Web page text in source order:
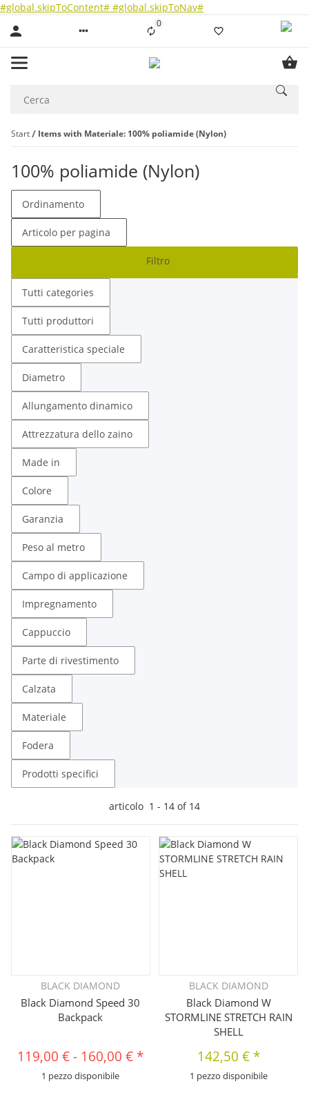
#global.skipToContent# #global.skipToNav#
0Liste ist leer
Start Items with Materiale: 100% poliamide (Nylon)
100% poliamide (Nylon)
Filtro
Ordinamento
Articolo per pagina
Tutti categories
Tutti produttori
Caratteristica speciale
Diametro
Allungamento dinamico
Attrezzatura dello zaino
Made in
Colore
Garanzia
Peso al metro
Campo di applicazione
Impregnamento
Cappuccio
Parte di rivestimento
Calzata
Materiale
Fodera
Prodotti specifici
articolo 1 - 14 of 14
BLACK DIAMOND
Black Diamond Speed 30
Backpack
119,00 €- 160,00 € *
1 pezzo disponibile
BLACK DIAMOND
Black Diamond W
STORMLINE STRETCH RAIN
SHELL
142,50 € *
1 pezzo disponibile